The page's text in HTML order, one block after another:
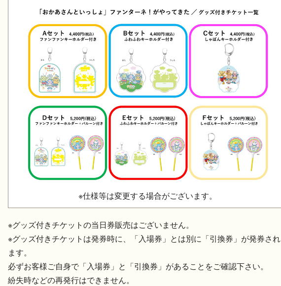
※仕様等は変更する場合がございます。
※グッズ付きチケットの当日券販売はございません。
※グッズ付きチケットは発券時に、「入場券」とは別に「引換券」が発券され
ます。
必ずお客様ご自身で「入場券」と「引換券」があることをご確認下さい。
紛失時などの再発行はできません。